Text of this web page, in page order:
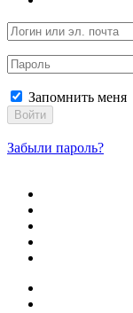
Запомнить меня
Войти
Забыли пароль?